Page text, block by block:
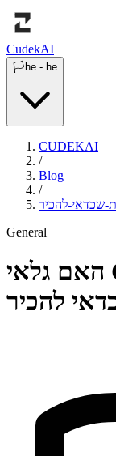
CudekAI
🏳️ he - he
CUDEKAI
/
Blog
/
שכדאי-להכיר
General
האם גלאי ChatGPT מדויק -
להכיר